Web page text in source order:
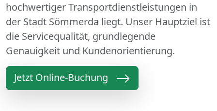
hochwertiger Transportdienstleistungen in
der Stadt Sömmerda liegt. Unser Hauptziel ist
die Servicequalität, grundlegende
Genauigkeit und Kundenorientierung.
Jetzt Online-Buchung